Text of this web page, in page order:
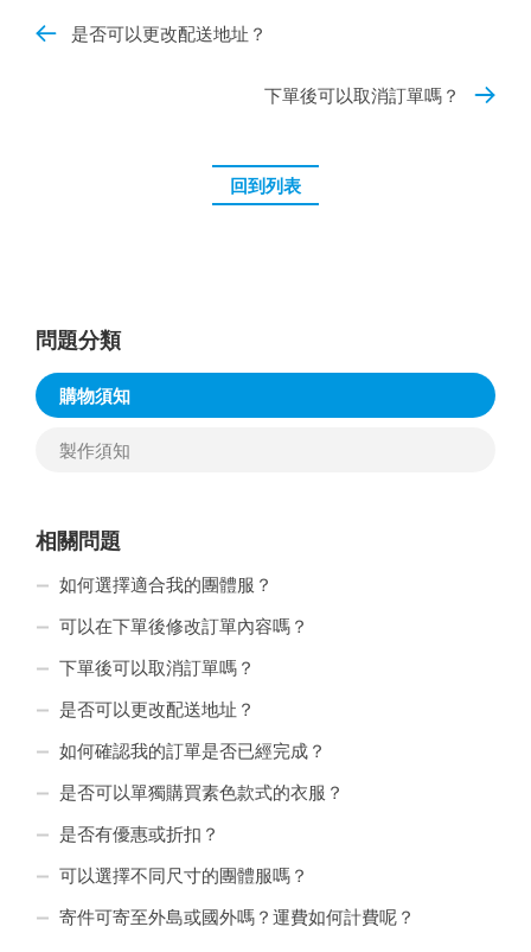
是否可以更改配送地址？
下單後可以取消訂單嗎？
回到列表
問題分類
購物須知
製作須知
相關問題
如何選擇適合我的團體服？
可以在下單後修改訂單內容嗎？
下單後可以取消訂單嗎？
是否可以更改配送地址？
如何確認我的訂單是否已經完成？
是否可以單獨購買素色款式的衣服？
是否有優惠或折扣？
可以選擇不同尺寸的團體服嗎？
寄件可寄至外島或國外嗎？運費如何計費呢？